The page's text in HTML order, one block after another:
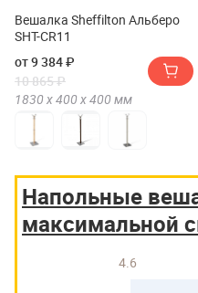
Вешалка Sheffilton Альберо
SHT-CR11
от 9 384 ₽
10 865 ₽
1830 х400 х400 мм
Напольные
максимальной
4.6